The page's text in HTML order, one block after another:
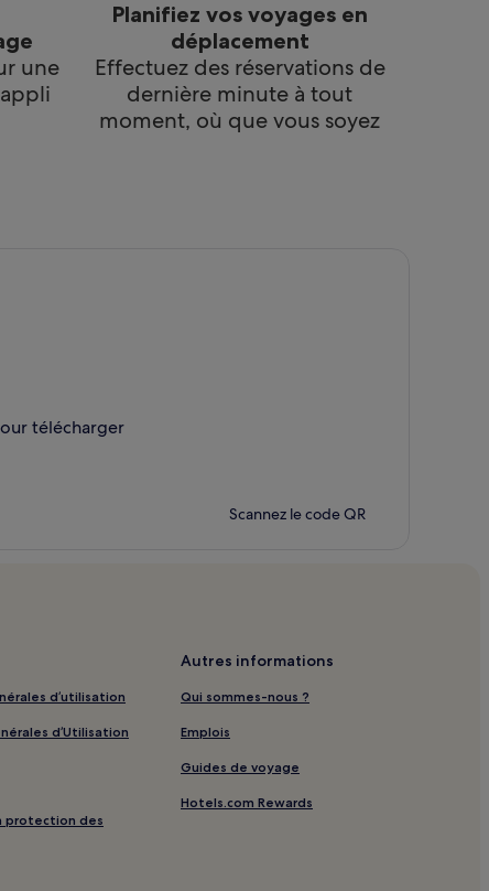
une
Planifiez vos voyages en
déplacement
Effectuez des réservations de
dernière minute à tout
moment, où que vous soyez
télécharger
Scannez le code QR
d’utilisation
d’Utilisation
protection des
Autres informations
Qui sommes-nous ?
Emplois
Guides de voyage
Hotels.com Rewards